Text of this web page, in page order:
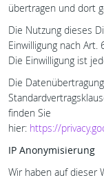
übertragen und dort
Die Nutzung dieses
Einwilligung nach Art.
Die Einwilligung ist
Die
finden Sie
hier: https://
IP Anonymisierung
Wir haben auf dieser